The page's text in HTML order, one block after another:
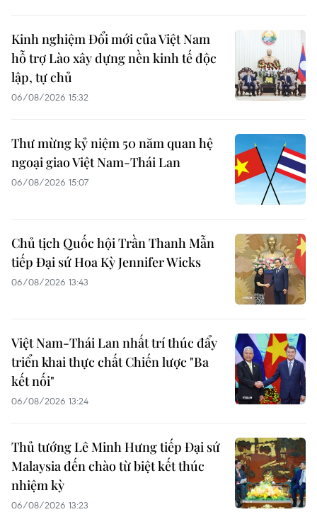
Kinh nghiệm Đổi mới của Việt Nam
hỗ trợ Lào xây dựng nền kinh tế độc
lập, tự chủ
06/08/2026 15:32
Thư mừng kỷ niệm 50 năm quan hệ
ngoại giao Việt Nam-Thái Lan
06/08/2026 15:07
Chủ tịch Quốc hội Trần Thanh Mẫn
tiếp Đại sứ Hoa Kỳ Jennifer Wicks
06/08/2026 13:43
Việt Nam-Thái Lan nhất trí thúc đẩy
triển khai thực chất Chiến lược "Ba
kết nối"
06/08/2026 13:24
Thủ tướng Lê Minh Hưng tiếp Đại sứ
Malaysia đến chào từ biệt kết thúc
nhiệm kỳ
06/08/2026 13:23